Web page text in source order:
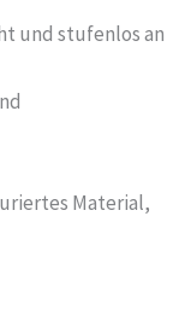
und stufenlos an
Material,